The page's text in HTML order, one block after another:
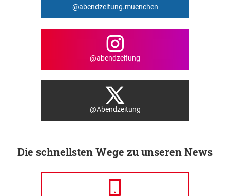
@abendzeitung.muenchen
@abendzeitung
@Abendzeitung
Die schnellsten Wege zu unseren News